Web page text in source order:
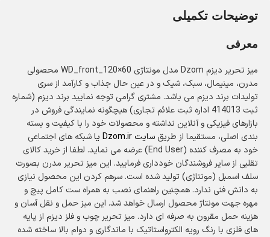
توضیحات تکمیلی
معرفی
میز تحریر دیزم Dzom مدل مونتاژی WD_front_120×60 محصولی
مدرن، مینیمال، سبک، شیک و در عین حال جذاب و کارآمد از سری
تولیدات برند دیزم می باشد. مشتری گرامی توجه نمایید برند دیزم (شماره
ثبت 414013 اداره ثبت علائم تجاری) هیچگونه نمایندگی فروش در
بازارهای فیزیکی و آنلاین نداشته و محصولات خود را با کیفیت و بسته
بندی اصلی، مستقیما از طریق سایت Dzom.ir یاشبکه های اجتماعی
خود به مصرف کننده (End User) عرضه می نماید. لطفا از خرید کالای
تقلبی از سایر فروشندگان خودداری فرمایید. این میز تحریر مدرن بصورت
سلف اسمبل (مونتاژی) تولید شده است. سرهم کردن این محصول نیازی
به دانش فنی ندارد. همچنین راهنمای نصب به همراه ست کامل پیچ و
مهره جهت مونتاژ محصول ارسال خواهد شد. این میز حمل و نقل آسان و
هزینه حمل مقرون به صرفه ای دارد. میز تحریر چوب و فلز دیزم از پایه
های فلزی با رنگ رویه الکترواستاتیک با ماندگاری و دوام بالا ساخته شده